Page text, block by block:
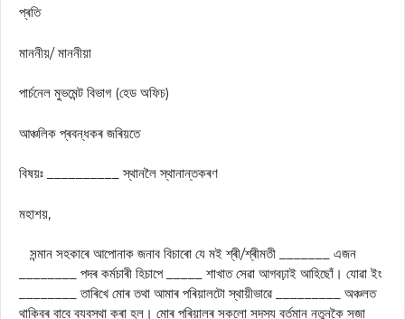
প্ৰতি
মাননীয়/ মাননীয়া
পার্চনেল মুভমেন্ট বিভাগ (হেড অফিচ)
আঞ্চলিক প্ৰবন্ধকৰ জৰিয়তে
বিষয়ঃ __________ স্থানলৈ স্থানান্তকৰণ
মহাশয়,
সন্মান সহকাৰে আপোনাক জনাব বিচাৰো যে মই শ্ৰী/শ্ৰীমতী _______ এজন
________ পদৰ কৰ্মচাৰী হিচাপে _____ শাখাত সেৱা আগবঢ়াই আহিছোঁ। যোৱা ইং
________ তাৰিখে মোৰ তথা আমাৰ পৰিয়ালটো স্থায়ীভাৱে _________ অঞ্চলত
থাকিবৰ বাবে ব্যবস্থা কৰা হল। মোৰ পৰিয়ালৰ সকলো সদস্য বৰ্তমান নতুনকৈ সজা